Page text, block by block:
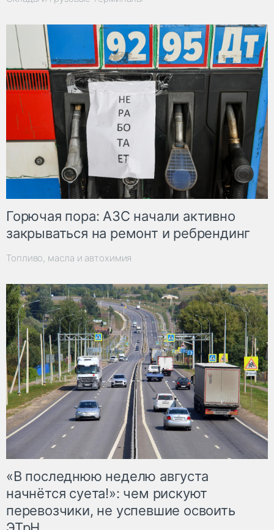
Горючая пора: АЗС начали активно
закрываться на ремонт и ребрендинг
Топливо, масла и автохимия
«В последнюю неделю августа
начнётся суета!»: чем рискуют
перевозчики, не успевшие освоить